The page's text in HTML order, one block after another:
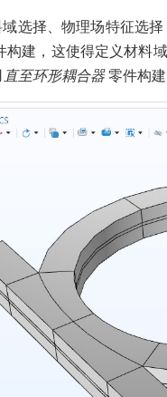
选择、物理场特征选择
构建，这使得定义材料
直至环形耦合器零件构建